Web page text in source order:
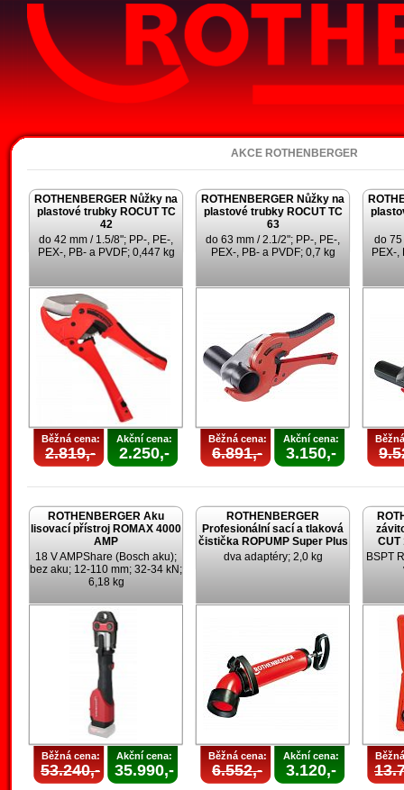
Akce
AKCE ROTHENBERGER
ROTHENBERGER Nůžky na
plastové trubky ROCUT TC
42
do 42 mm / 1.5/8"; PP-, PE-,
PEX-, PB- a PVDF; 0,447 kg
Běžná cena:
2.819,-
Akční cena:
2.250,-
ROTHENBERGER Nůžky na
plastové trubky ROCUT TC
63
do 63 mm / 2.1/2"; PP-, PE-,
PEX-, PB- a PVDF; 0,7 kg
Běžná cena:
6.891,-
Akční cena:
3.150,-
do 75
PEX-,
ROTHENBERGER Aku
lisovací přístroj ROMAX 4000
AMP
18 V AMPShare (Bosch aku);
bez aku; 12-110 mm; 32-34 kN;
6,18 kg
Běžná cena:
53.240,-
Akční cena:
35.990,-
ROTHENBERGER
Profesionální sací a tlaková
čistička ROPUMP Super Plus
dva adaptéry; 2,0 kg
Běžná cena:
6.552,-
Akční cena:
3.120,-
CUT
BSPT